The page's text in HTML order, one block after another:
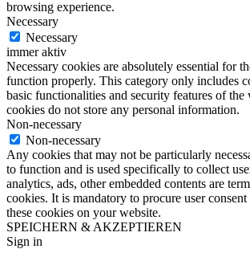
browsing experience.
Necessary
Necessary
immer aktiv
Necessary cookies are absolutely essential for
function properly. This category only includes
basic functionalities and security features of the
cookies do not store any personal information.
Non-necessary
Non-necessary
Any cookies that may not be particularly
to function and is used specifically to collect
analytics, ads, other embedded contents are
cookies. It is mandatory to procure user
these cookies on your website.
SPEICHERN & AKZEPTIEREN
Sign in